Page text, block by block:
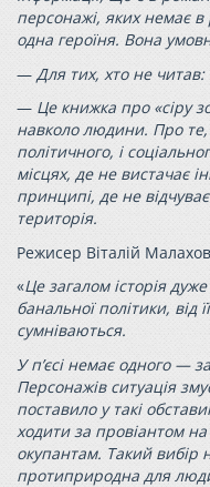
персонажі, яких немає
одна героїня. Вона
— Для тих, хто не
— Це книжка про «сіру
навколо людини. Про
політичного, і
місцях, де не вистачає
принципі, де не
територія.
Режисер Віталій
«Це загалом історія
банальної політики, від
сумніваються.
У п’єсі немає одного —
Персонажів ситуація
поставило у такі
ходити за провіантом
окупантам. Такий вибір
протиприродна для